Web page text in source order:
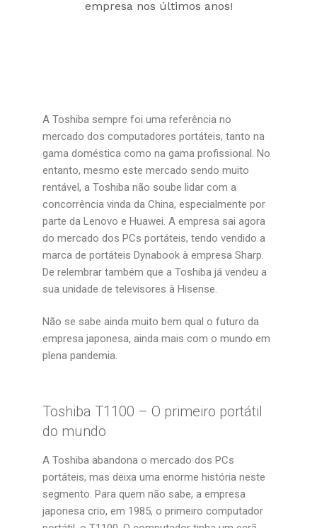
empresa nos últimos anos!
A Toshiba sempre foi uma referência no
mercado dos computadores portáteis, tanto na
gama doméstica como na gama profissional. No
entanto, mesmo este mercado sendo muito
rentável, a Toshiba não soube lidar com a
concorrência vinda da China, especialmente por
parte da Lenovo e Huawei. A empresa sai agora
do mercado dos PCs portáteis, tendo vendido a
marca de portáteis Dynabook à empresa Sharp.
De relembrar também que a Toshiba já vendeu a
sua unidade de televisores à Hisense.
Não se sabe ainda muito bem qual o futuro da
empresa japonesa, ainda mais com o mundo em
plena pandemia.
Toshiba T1100 – O primeiro portátil
do mundo
A Toshiba abandona o mercado dos PCs
portáteis, mas deixa uma enorme história neste
segmento. Para quem não sabe, a empresa
japonesa crio, em 1985, o primeiro computador